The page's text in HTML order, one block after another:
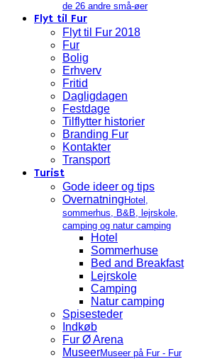
de 26 andre små-øer
Flyt til Fur
Flyt til Fur 2018
Fur
Bolig
Erhverv
Fritid
Dagligdagen
Festdage
Tilflytter historier
Branding Fur
Kontakter
Transport
Turist
Gode ideer og tips
Overnatning Hotel,
sommerhus, B&B, lejrskole,
camping og natur camping
Hotel
Sommerhuse
Bed and Breakfast
Lejrskole
Camping
Natur camping
Spisesteder
Indkøb
Fur Ø Arena
MuseerMuseer på Fur - Fur